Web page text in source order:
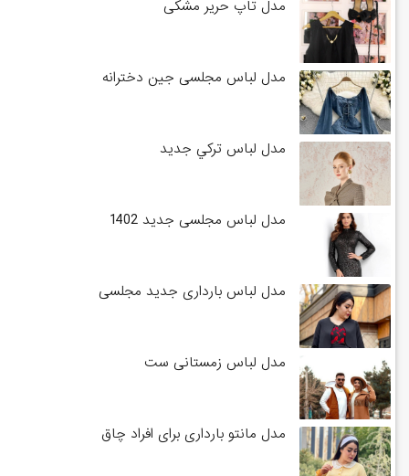
مدل تاپ حریر مشکی
مدل لباس مجلسی جین دخترانه
مدل لباس تركي جديد
مدل لباس مجلسی جدید 1402
مدل لباس بارداری جدید مجلسی
مدل لباس زمستانی ست
مدل مانتو بارداری برای افراد چاق